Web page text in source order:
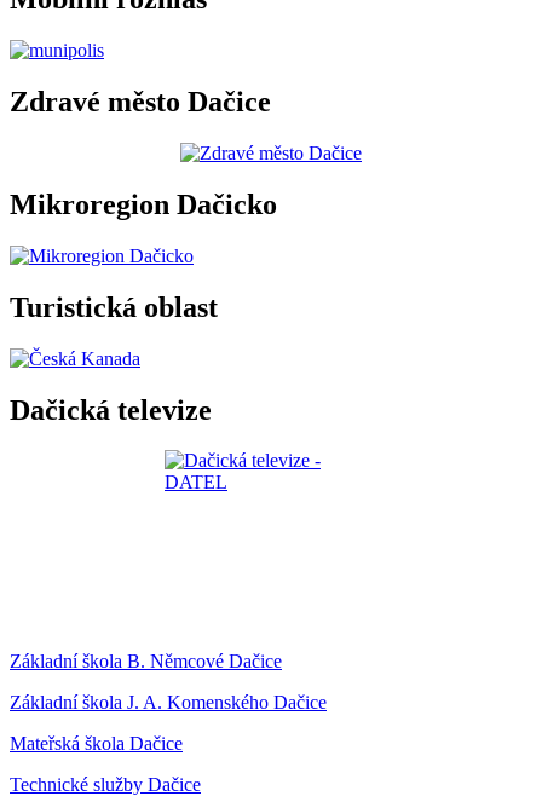
Zdravé město Dačice
Mikroregion Dačicko
Turistická oblast
Dačická televize
Základní škola B. Němcové Dačice
Základní škola J. A. Komenského Dačice
Mateřská škola Dačice
Technické služby Dačice